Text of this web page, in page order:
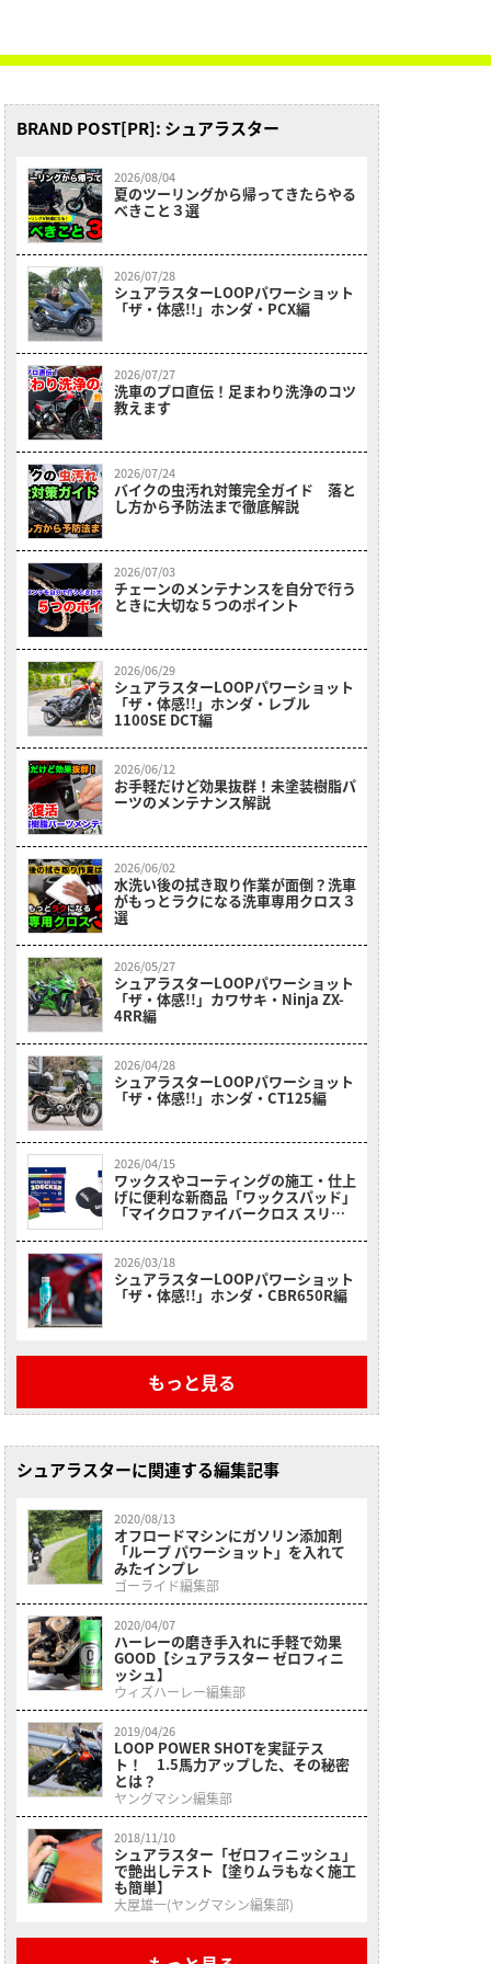
BRAND POST[PR]: シュアラスター
2026/08/04
夏のツーリングから帰ってきたらやる
べきこと３選
2026/07/28
シュアラスターLOOPパワーショット
「ザ・体感!!」ホンダ・PCX編
2026/07/27
洗車のプロ直伝！足まわり洗浄のコツ
教えます
2026/07/24
バイクの虫汚れ対策完全ガイド 落と
し方から予防法まで徹底解説
2026/07/03
チェーンのメンテナンスを自分で行う
ときに大切な５つのポイント
2026/06/29
シュアラスターLOOPパワーショット
「ザ・体感!!」ホンダ・レブル
1100SE DCT編
2026/06/12
お手軽だけど効果抜群！未塗装樹脂パ
ーツのメンテナンス解説
2026/06/02
水洗い後の拭き取り作業が面倒？洗車
がもっとラクになる洗車専用クロス３
選
2026/05/27
シュアラスターLOOPパワーショット
「ザ・体感!!」カワサキ・Ninja ZX-
4RR編
2026/04/28
シュアラスターLOOPパワーショット
「ザ・体感!!」ホンダ・CT125編
2026/04/15
ワックスやコーティングの施工・仕上
げに便利な新商品「ワックスパッド」
「マイクロファイバークロス スリー
2026/03/18
シュアラスターLOOPパワーショット
「ザ・体感!!」ホンダ・CBR650R編
もっと見る
シュアラスターに関連する編集記事
2020/08/13
オフロードマシンにガソリン添加剤
「ループ パワーショット」を入れて
みたインプレ
ゴーライド編集部
2020/04/07
ハーレーの磨き手入れに手軽で効果
GOOD【シュアラスター ゼロフィニ
ッシュ】
ウィズハーレー編集部
2019/04/26
LOOP POWER SHOTを実証テス
ト！ 1.5馬力アップした、その秘密
とは？
ヤングマシン編集部
2018/11/10
シュアラスター「ゼロフィニッシュ」
で艶出しテスト【塗りムラもなく施工
も簡単】
大屋雄一(ヤングマシン編集部)